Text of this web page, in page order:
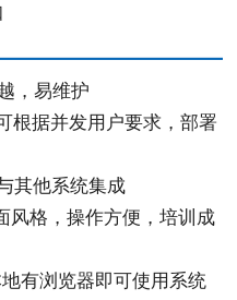
，易维护
根据并发用户要求，部署
其他系统集成
风格，操作方便，培训成
有浏览器即可使用系统